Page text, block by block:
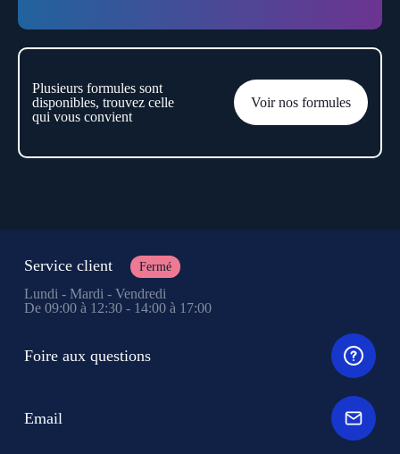
Plusieurs formules sont
disponibles, trouvez celle
qui vous convient
Voir nos formules
Service client Fermé
Lundi - Mardi - Vendredi
De 09:00 à 12:30 - 14:00 à 17:00
Foire aux questions
Email